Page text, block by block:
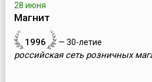
28 июня
Магнит
1996 — 30-летие
российская сеть розничных